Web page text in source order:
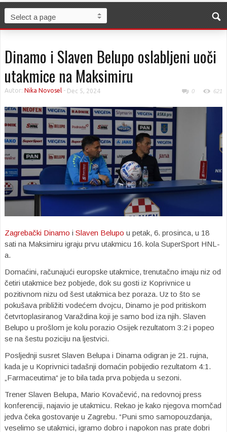
Dinamo i Slaven Belupo oslabljeni uoči
utakmice na Maksimiru
Autor: Nika Novosel - Dec 5, 2024 0 621
Zagrebački Dinamo i Slaven Belupo u petak, 6. prosinca, u 18
sati na Maksimiru igraju prvu utakmicu 16. kola SuperSport HNL-
a.
Domaćini, računajući europske utakmice, trenutačno imaju niz od
četiri utakmice bez pobjede, dok su gosti iz Koprivnice u
pozitivnom nizu od šest utakmica bez poraza. Uz to što se
pokušava približiti vodećem dvojcu, Dinamo je pod pritiskom
četvrtoplasiranog Varaždina koji je samo bod iza njih. Slaven
Belupo u prošlom je kolu porazio Osijek rezultatom 3:2 i popeo
se na šestu poziciju na ljestvici.
Posljednji susret Slaven Belupa i Dinama odigran je 21. rujna,
kada je u Koprivnici tadašnji domaćin pobijedio rezultatom 4:1.
„Farmaceutima“ je to bila tada prva pobjeda u sezoni.
Trener Slaven Belupa, Mario Kovačević, na redovnoj press
konferenciji, najavio je utakmicu. Rekao je kako njegova momčad
jedva čeka gostovanje u Zagrebu. “Puni smo samopouzdanja,
veselimo se utakmici, igramo dobro i napokon nas prate dobri